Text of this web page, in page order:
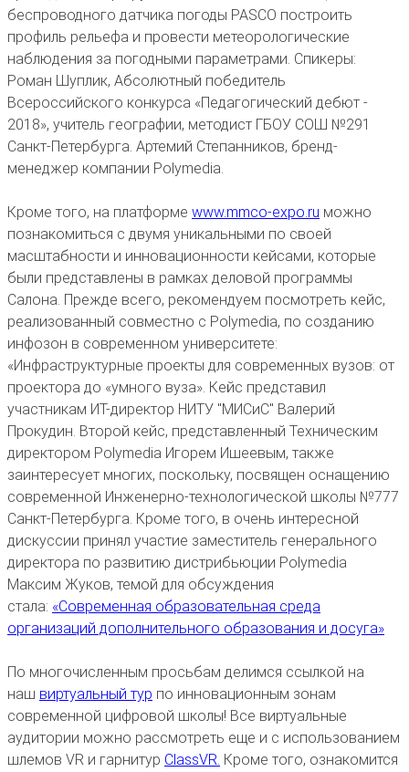
беспроводного датчика погоды PASCO построить
профиль рельефа и провести метеорологические
наблюдения за погодными параметрами. Спикеры:
Роман Шуплик, Абсолютный победитель
Всероссийского конкурса «Педагогический дебют -
2018», учитель географии, методист ГБОУ СОШ №291
Санкт-Петербурга. Артемий Степанников, бренд-
менеджер компании Polymedia.
Кроме того, на платформе www.mmco-expo.ru можно
познакомиться с двумя уникальными по своей
масштабности и инновационности кейсами, которые
были представлены в рамках деловой программы
Салона. Прежде всего, рекомендуем посмотреть кейс,
реализованный совместно с Polymedia, по созданию
инфозон в современном университете:
«Инфраструктурные проекты для современных вузов: от
проектора до «умного вуза». Кейс представил
участникам ИТ-директор НИТУ "МИСиС" Валерий
Прокудин. Второй кейс, представленный Техническим
директором Polymedia Игорем Ишеевым, также
заинтересует многих, поскольку, посвящен оснащению
современной Инженерно-технологической школы №777
Санкт-Петербурга. Кроме того, в очень интересной
дискуссии принял участие заместитель генерального
директора по развитию дистрибьюции Polymedia
Максим Жуков, темой для обсуждения
стала: «Современная образовательная среда
организаций дополнительного образования и досуга»
По многочисленным просьбам делимся ссылкой на
наш виртуальный тур по инновационным зонам
современной цифровой школы! Все виртуальные
аудитории можно рассмотреть еще и с использованием
шлемов VR и гарнитур ClassVR. Кроме того, ознакомится